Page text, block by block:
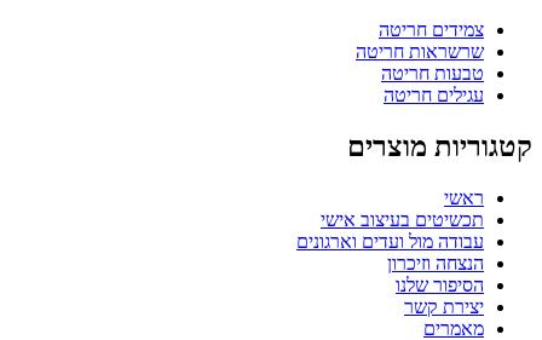
צמידים חריטה
שרשראות חריטה
טבעות חריטה
עגילים חריטה
קטגוריות מוצרים
ראשי
תכשיטים בעיצוב אישי
עבודה מול ועדים וארגונים
הנצחה וזיכרון
הסיפור שלנו
יצירת קשר
מאמרים